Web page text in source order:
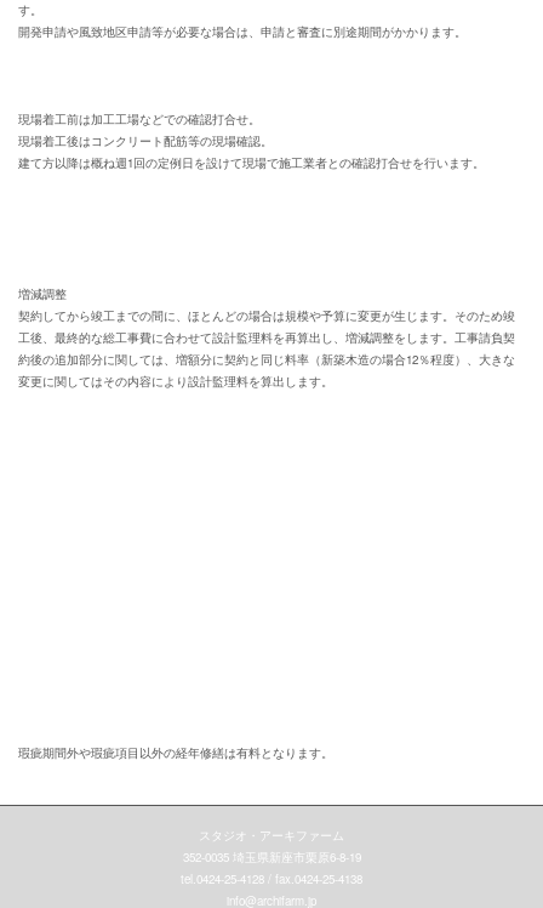
す。
開発申請や風致地区申請等が必要な場合は、申請と審査に別途期間がかかります。
現場着工前は加工工場などでの確認打合せ。
現場着工後はコンクリート配筋等の現場確認。
建て方以降は概ね週1回の定例日を設けて現場で施工業者との確認打合せを行います。
増減調整
契約してから竣工までの間に、ほとんどの場合は規模や予算に変更が生じます。そのため竣
工後、最終的な総工事費に合わせて設計監理料を再算出し、増減調整をします。工事請負契
約後の追加部分に関しては、増額分に契約と同じ料率（新築木造の場合12％程度）、大きな
変更に関してはその内容により設計監理料を算出します。
瑕疵期間外や瑕疵項目以外の経年修繕は有料となります。
スタジオ・アーキファーム
352-0035 埼玉県新座市栗原6-8-19
tel.0424-25-4128 / fax.0424-25-4138
info@archifarm.jp